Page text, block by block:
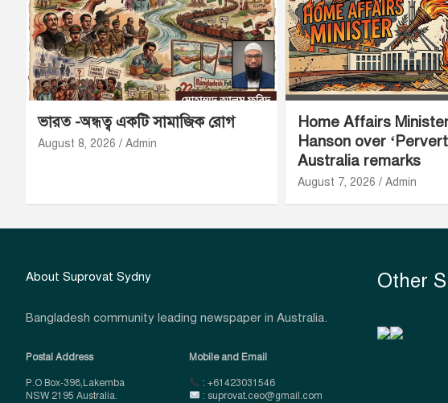
ভারত -অন্ধত্ব একটি সামাজিক রোগ
August 8, 2026 Admin
Home Affairs
Hanson over
Australia remarks
August 7, 2026 Admin
About Suprovat Sydny
Bangladesh community leading newspaper in Australia.
Postal Address
P.O Box-398,Lakemba
NSW 2195 Australia.
Mobile and Email
: +61423031546
: suprovat.ceo@gmail.com
Other